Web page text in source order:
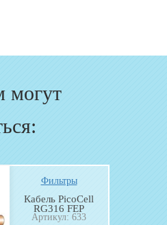
могут
Фильтры
Кабель PicoCell
RG316 FEP
Артикул: 633